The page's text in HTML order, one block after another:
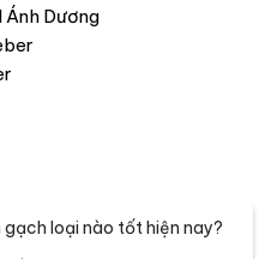
Ánh Dương
gạch loại nào tốt hiện nay?